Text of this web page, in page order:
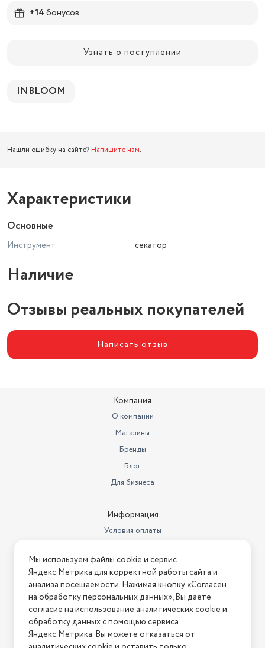
+14бонусов
Узнать о поступлении
INBLOOM
Нашли ошибку на сайте? Напишите нам.
Характеристики
Основные
Инструмент секатор
Наличие
Отзывы реальных покупателей
Написать отзыв
Компания
О компании
Магазины
Бренды
Блог
Для бизнеса
Информация
Условия оплаты
Условия возврата
Нашли ошибку на сайте? Напишите нам
2026 © Интернет-магазин "АстМаркет". У нас есть всё!
Мы используем файлы cookie и сервис
Яндекс.Метрика для корректной работы сайта и
анализа посещаемости. Нажимая кнопку «Согласен
на обработку персональных данных», Вы даете
согласие на использование аналитических cookie и
обработку данных с помощью сервиса
Яндекс.Метрика. Вы можете отказаться от